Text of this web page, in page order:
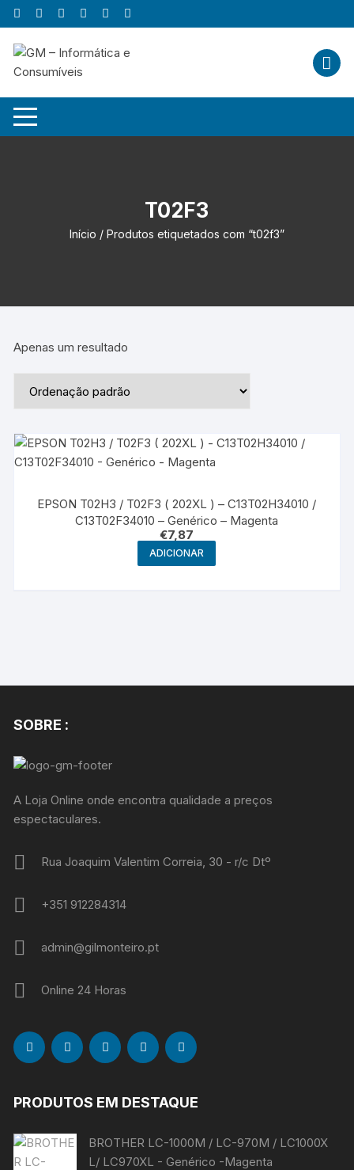
Skip
to
content
T02F3
Início / Produtos etiquetados com “t02f3”
Apenas um resultado
EPSON T02H3 / T02F3 ( 202XL ) – C13T02H34010 /
C13T02F34010 – Genérico – Magenta
€7,87
ADICIONAR
SOBRE :
A Loja Online onde encontra qualidade a preços
espectaculares.
Rua Joaquim Valentim Correia, 30 - r/c Dtº
+351 912284314
admin@gilmonteiro.pt
Online 24 Horas
PRODUTOS EM DESTAQUE
BROTHER LC-1000M / LC-970M / LC1000X
L/ LC970XL - Genérico -Magenta